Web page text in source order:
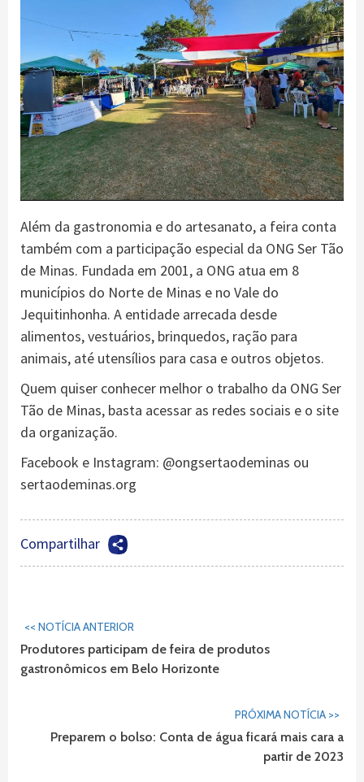
Além da gastronomia e do artesanato, a feira conta
também com a participação especial da ONG Ser Tão
de Minas. Fundada em 2001, a ONG atua em 8
municípios do Norte de Minas e no Vale do
Jequitinhonha. A entidade arrecada desde
alimentos, vestuários, brinquedos, ração para
animais, até utensílios para casa e outros objetos.
Quem quiser conhecer melhor o trabalho da ONG Ser
Tão de Minas, basta acessar as redes sociais e o site
da organização.
Facebook e Instagram: @ongsertaodeminas ou
sertaodeminas.org
Compartilhar
Continuar
Lendo...
<< NOTÍCIA ANTERIOR
Produtores participam de feira de produtos
gastronômicos em Belo Horizonte
PRÓXIMA NOTÍCIA >>
Preparem o bolso: Conta de água ficará mais cara a
partir de 2023